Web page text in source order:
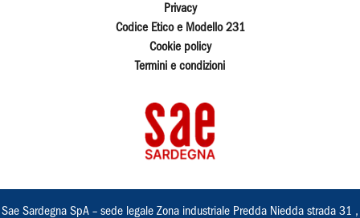
Privacy
Codice Etico e Modello 231
Cookie policy
Termini e condizioni
Sae Sardegna SpA – sede legale Zona industriale Predda Niedda strada 31 ,